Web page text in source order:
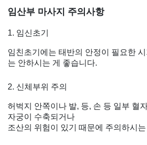
임산부 마사지 주의사항
1. 임신초기
임친초기에는 태반의 안정이 필요한
는 안하시는 게 좋습니다.
2. 신체부위 주의
허벅지 안쪽이나 발, 등, 손 등 일부 혈
자궁이 수축되거나
조산의 위험이 있기 때문에 주의하시